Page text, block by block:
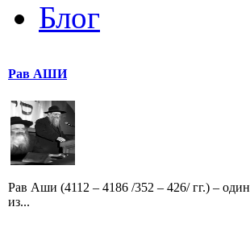
Блог
Рав АШИ
Рав Аши (4112 – 4186 /352 – 426/ гг.) – один
из...